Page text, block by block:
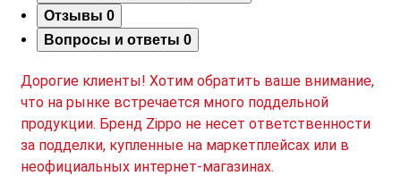
Отзывы 0
Вопросы и ответы 0
Дорогие клиенты! Хотим обратить ваше внимание,
что на рынке встречается много поддельной
продукции. Бренд Zippo не несет ответственности
за подделки, купленные на маркетплейсах или в
неофициальных интернет-магазинах.